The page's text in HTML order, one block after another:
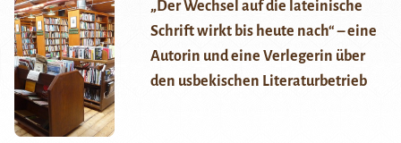
„Der Wechsel auf die lateinische
Schrift wirkt bis heute nach“ – eine
Autorin und eine Verlegerin über
den usbekischen Literaturbetrieb